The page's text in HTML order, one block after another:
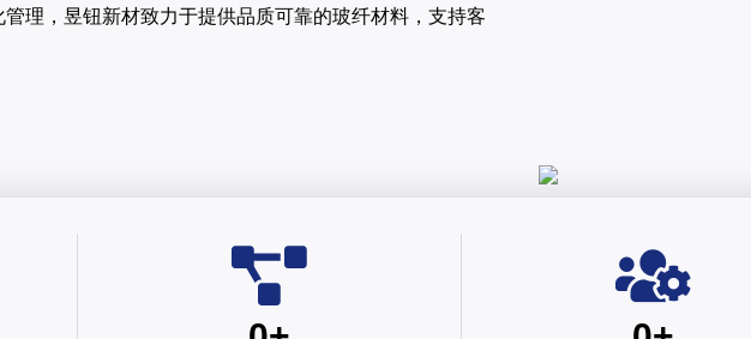
理，昱钮新材致力于提供品质可靠的玻纤材料，支持客